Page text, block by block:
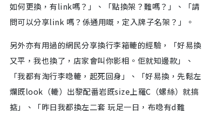
如何更換，有link嗎？」、「點換架？難嗎？」、「請
問可以分享link 嗎？係通用嘅，定入牌子名架？」。
另外亦有用過的網民分享換行李箱轆的經驗，「好易換
又平，我也換了，店家會叫你影相。佢就知邊款」、
「我都有淘行李喼轆，起死回身」、「好易換，先鬆左
爛既look（轆）出黎配番岩既size上羅C（螺絲）就搞
掂」、「昨日我都換左二套 玩足一日，布喼有d難